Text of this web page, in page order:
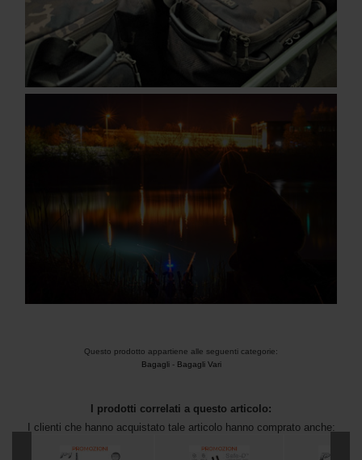
Questo prodotto appartiene alle seguenti categorie:
Bagagli- Bagagli Vari
I prodotti correlati a questo articolo:
I clienti che hanno acquistato tale articolo hanno comprato anche: